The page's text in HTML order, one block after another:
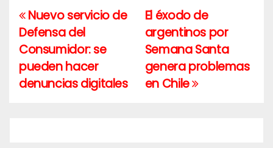
Navegación
de
entradas
El éxodo de
argentinos por
Semana Santa
genera problemas
en Chile
Nuevo servicio de
Defensa del
Consumidor: se
pueden hacer
denuncias digitales